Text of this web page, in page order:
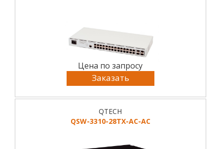
Цена по запросу
Заказать
QTECH
QSW-3310-28TX-AC-AC